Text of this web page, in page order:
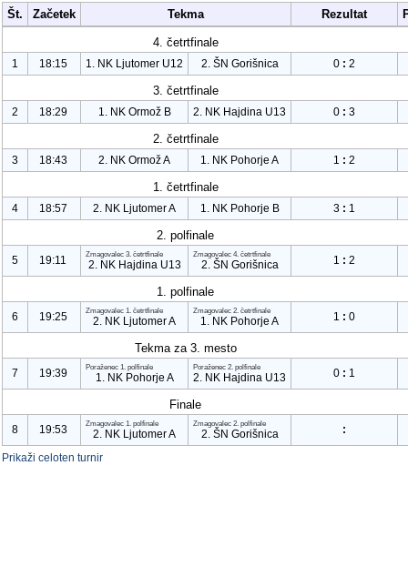
Št. Začetek Tekma Rezultat
4. četrtfinale
1 18:15 1. NK Ljutomer U12 2. ŠN Gorišnica 0 : 2
3. četrtfinale
2 18:29 1. NK Ormož B 2. NK Hajdina U13 0 : 3
2. četrtfinale
3 18:43 2. NK Ormož A 1. NK Pohorje A 1 : 2
1. četrtfinale
4 18:57 2. NK Ljutomer A 1. NK Pohorje B 3 : 1
2. polfinale
5 19:11 Zmagovalec 3. četrtfinale
2. NK Hajdina U13
Zmagovalec 4. četrtfinale
2. ŠN Gorišnica 1 : 2
1. polfinale
6 19:25 Zmagovalec 1. četrtfinale
2. NK Ljutomer A
Zmagovalec 2. četrtfinale
1. NK Pohorje A 1 : 0
Tekma za 3. mesto
7 19:39 Poraženec 1. polfinale
1. NK Pohorje A
Poraženec 2. polfinale
2. NK Hajdina U13 0 : 1
Finale
8 19:53 Zmagovalec 1. polfinale
2. NK Ljutomer A
Zmagovalec 2. polfinale
2. ŠN Gorišnica :
Prikaži celoten turnir